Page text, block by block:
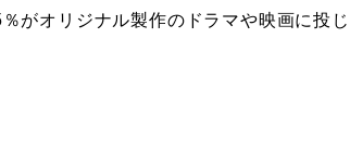
がオリジナル製作のドラマや映画に投じ